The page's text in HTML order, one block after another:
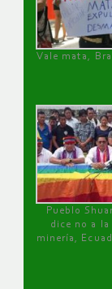
Vale mata,
Pueblo
dice no a la
minería,